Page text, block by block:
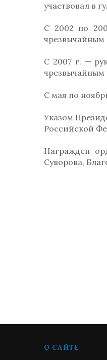
участвовал в
С 2002 по
чрезвычайным
С 2007 г. —
чрезвычайным
С мая по
Указом
Российской
Награжден
Суворова,
О САЙТЕ